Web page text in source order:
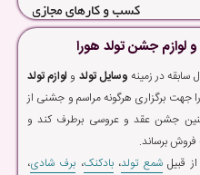
لوازم جشن تولد هورا
وسایل تولد و لوازم تولد
جهت برگزاری هرگونه مراسم و جشنی از
جشن عقد و عروسی برطرف کند و
برساند.
قبیلشمع تولد،بادکنک، برف شادی،